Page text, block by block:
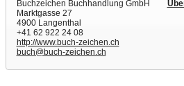
Buchzeichen Buchhandlung GmbH
Marktgasse 27
4900 Langenthal
+41 62 922 24 08
http://www.buch-zeichen.ch
buch@buch-zeichen.ch